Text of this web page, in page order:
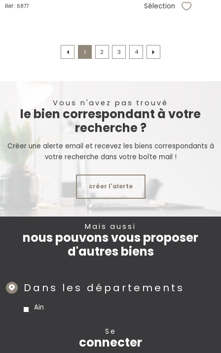
Réf : 6877 Sélection
1 2 3 4
Vous n'avez pas trouvé
le bien correspondant à votre
recherche ?
Créer une alerte email et recevez les biens correspondants à
votre recherche dans votre boîte mail !
créer l'alerte
Mais aussi
nous pouvons vous proposer
d'autres biens
Dans les départements
Ain
se
connecter